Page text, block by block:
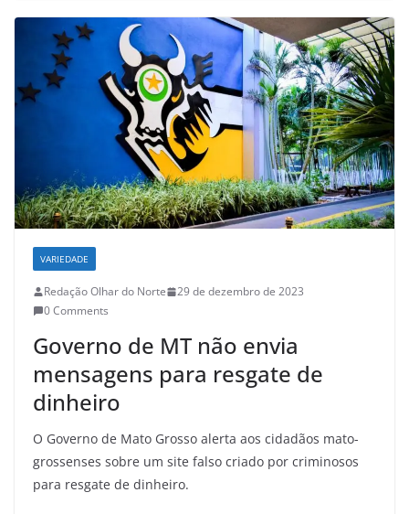
VARIEDADE
Redação Olhar do Norte
29 de dezembro de 2023
0 Comments
Governo de MT não envia
mensagens para resgate de
dinheiro
O Governo de Mato Grosso alerta aos cidadãos mato-
grossenses sobre um site falso criado por criminosos
para resgate de dinheiro.